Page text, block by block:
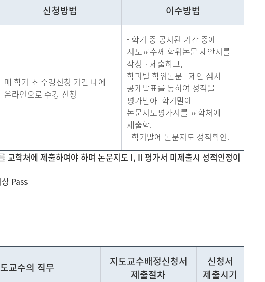
신청방법 이수방법
매 학기 초 수강신청 기간 내에
온라인으로 수강 신청
- 학기 중 공지된 기간 중에
지도교수께 학위논문 제안서를
작성ㆍ제출하고,
학과별 학위논문 제안 심사
공개발표를 통하여 성적을
평가받아 학기말에
논문지도평가서를 교학처에
제출함.
- 학기말에 논문지도 성적확인.
학처에 제출하여야 하며 논문지도 I, II 평가서 미제출시 성적인정이
Pass
교수의 직무
지도교수배정신청서
제출절차
신청서
제출시기